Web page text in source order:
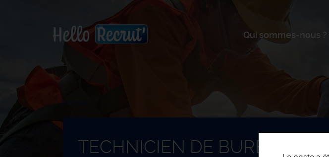
Qui sommes-nous ?
Accueil
TECHNICIEN DE BUREAU